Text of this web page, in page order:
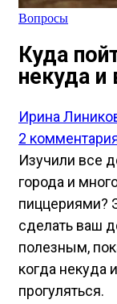
Вопросы
Куда
некуда
Ирина
2
Изучили все
города и
пиццериями?
сделать ваш
полезным,
когда некуда
прогуляться.